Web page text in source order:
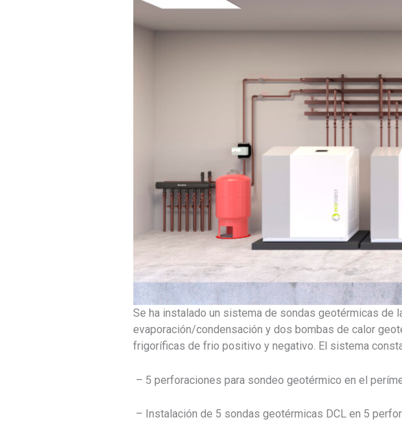
Se ha instalado un sistema de sondas geotérmicas de
evaporación/condensación y dos bombas de calor
frigoríficas de frio positivo y negativo. El sistema
– 5 perforaciones para sondeo geotérmico en el
– Instalación de 5 sondas geotérmicas DCL en 5